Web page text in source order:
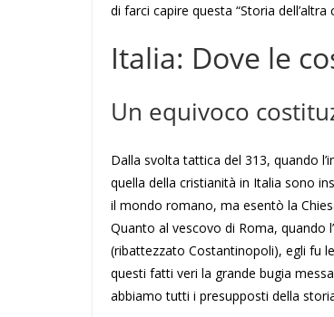
di farci capire questa “Storia
Italia: Dove le
Un equivoco
Dalla svolta tattica del 313, quando
quella della cristianità in Italia sono
il mondo romano, ma esentò la
Quanto al vescovo di Roma, quando
(ribattezzato Costantinopoli), egli fu
questi fatti veri la grande bugia
abbiamo tutti i presupposti della